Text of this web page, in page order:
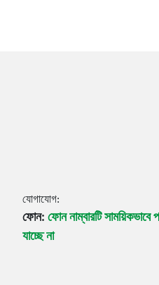
যোগাযোগ:
ফোন: ফোন নাম্বারটি সাময়িকভাবে
যাচ্ছে না